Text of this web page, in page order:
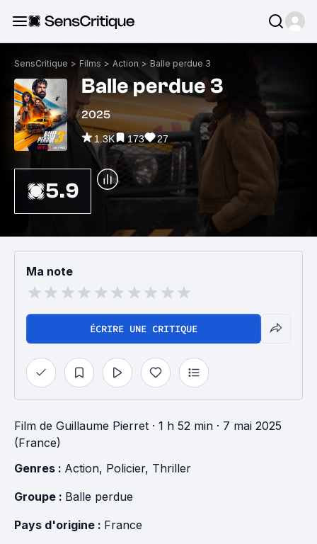
SensCritique > Films > Action > Balle perdue 3
Balle perdue 3
2025
1.3K 173 27
5.9
Ma note
ÉCRIRE UNE CRITIQUE
Film de Guillaume Pierret · 1 h 52 min · 7 mai 2025
(France)
Genres : Action, Policier, Thriller
Groupe : Balle perdue
Pays d'origine : France